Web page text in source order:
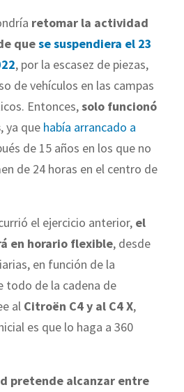
retomar la actividad
quese suspendiera el 23
, por la escasez de piezas,
de vehículos en las campas
Entonces,solo funcionó
, ya que había arrancado a
de 15 años en los que no
de 24 horas en el centro de
el ejercicio anterior, el
en horario flexible, desde
en función de la
todo de la cadena de
al Citroën C4 y al C4 X,
es que lo haga a 360
pretende alcanzar entre